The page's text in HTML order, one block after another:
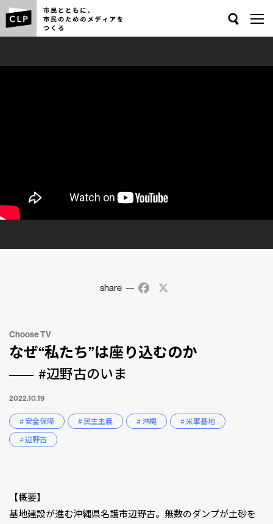
share Facebook
Choose TV
なぜ“私たち”は座り込むのか
#辺野古のいま
2022.10.19
# 安全保障 # 民主主義 # 沖縄
# 米軍基地
# 辺野古
【概要】
基地建設が進む沖縄県名護市辺野古。無数のダンプが土砂を